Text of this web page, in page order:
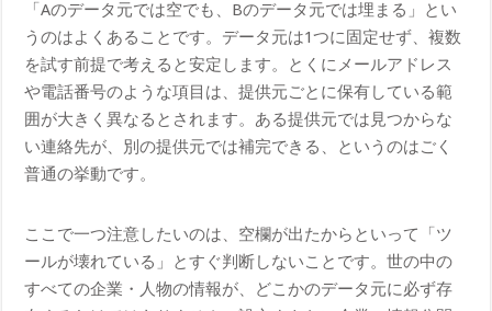
「Aのデータ元では空でも、Bのデータ元では埋まる」とい
うのはよくあることです。データ元は1つに固定せず、複数
を試す前提で考えると安定します。とくにメールアドレス
や電話番号のような項目は、提供元ごとに保有している範
囲が大きく異なるとされます。ある提供元では見つからな
い連絡先が、別の提供元では補完できる、というのはごく
普通の挙動です。
ここで一つ注意したいのは、空欄が出たからといって「ツ
ールが壊れている」とすぐ判断しないことです。世の中の
すべての企業・人物の情報が、どこかのデータ元に必ず存